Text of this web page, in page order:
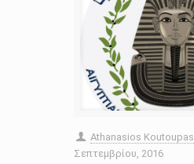
Athanasios Koutoupas
Σεπτεμβρίου, 2016